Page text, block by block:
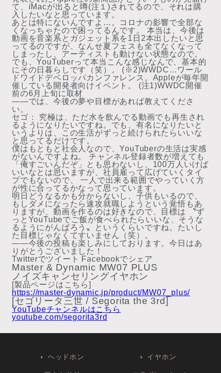
て、iMacが出ると噂(注１)されてるので、それは購
入したいなと思っています。
あとは特にないんですよ…。コロナの影響で全部な
くなっちゃたので困ってるんです。 本当は、今後は
動画を音楽系とガジェット系を1日2本出したいと思
ってるのですが、なんせ夏フェスも全てなくなって
しまったし、アーティストも動けない状態なので。
でも、YouTuberって本当こんな感じなんで、基本的
にその日暮らしです（笑）。 (※2)WWDC…ワール
ドワイドデベロッパカンファレンス。Appleが毎年開
催している開発者向けイベント。 (注1)WWDC開催
前の6月上旬に取材
――では、今後の夢や目標があれば教えてくださ
い。
セゴ：
究極は、ただ水を飲んでる動画でも再生され
るようになりたいですね。でも、有名になりたいと
いうよりは、この生活がずっと続けられたらいいな
と思ってるだけです。
僕はもともと社会人なので、YouTuberの生活は実感
がないんですよね。 チャンネル登録者数が増えても
「俺すごいんだぞ」とも思わないし、100万人いけば
いいなとは思いますが、社員雇って広げていくタイ
プでもないので、 一人で出来る範囲でやっていく方
が性に合ってるかなって思っています。
明日どうなるかも分からないし、子供もいるので、
もしダメになったら速攻就職しようという覚悟もあ
りますが、動画を作るのは好きなので、目標は 〝ず
っとYouTubeでご飯が食べられたらいいな、そうな
るようにがんばろう〟というくらいですね。たいし
た目標じゃなくてすいません（笑）。
——今後の投稿も楽しみにしております。今日はあ
りがとうございました！
Twitterでツイート
Facebookでシェア
Master & Dynamic MW07 PLUS
ノイズキャンセリングイヤホン
[製品ページはこちら]
https://master-dynamic.jp/product/MW07_plus/
[セゴリータ三世 / Segorita the 3rd]
YouTubeチャンネルはこちら
youtube.com/segorita3rd
ヘッドホン イヤホン